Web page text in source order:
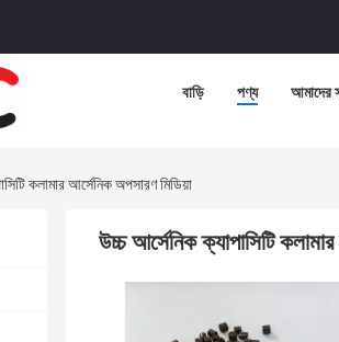
বাড়ি পণ্য আমাদের
কলামার আর্সেনিক অপসারণ মিডিয়া
উচ্চ আর্সেনিক ক্যাপাসিটি